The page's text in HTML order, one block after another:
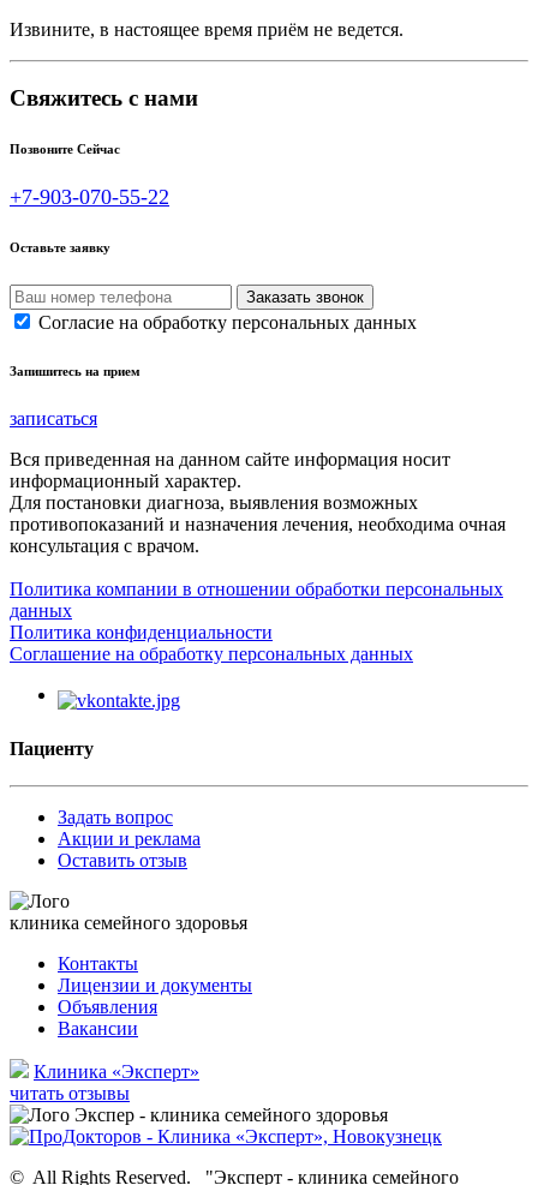
Извините, в настоящее время приём не ведется.
Свяжитесь с нами
Позвоните Сейчас
+7-903-070-55-22
Оставьте заявку
Согласие на обработку персональных данных
Запишитесь на прием
записаться
Вся приведенная на данном сайте информация носит
информационный характер.
Для постановки диагноза, выявления возможных
противопоказаний и назначения лечения, необходима очная
консультация с врачом.
Политика компании в отношении обработки персональных
данных
Политика конфиденциальности
Соглашение на обработку персональных данных
Пациенту
Задать вопрос
Акции и реклама
Оставить отзыв
клиника семейного здоровья
Контакты
Лицензии и документы
Объявления
Вакансии
Клиника «Эксперт»
читать отзывы
© All Rights Reserved. "Эксперт - клиника семейного